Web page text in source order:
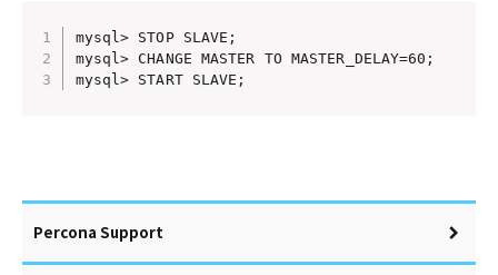
mysql> STOP SLAVE;
mysql> CHANGE MASTER TO MASTER_DELAY=60;
mysql> START SLAVE;
Percona Support